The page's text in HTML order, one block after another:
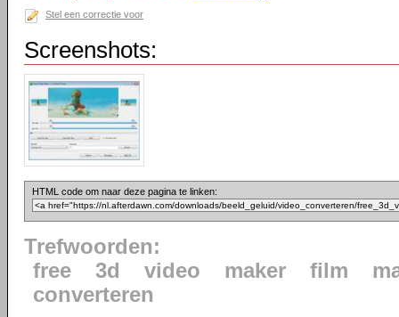
Stel een correctie voor
Screenshots:
HTML code om naar deze pagina te linken:
Trefwoorden:
free
3d video maker film
converteren